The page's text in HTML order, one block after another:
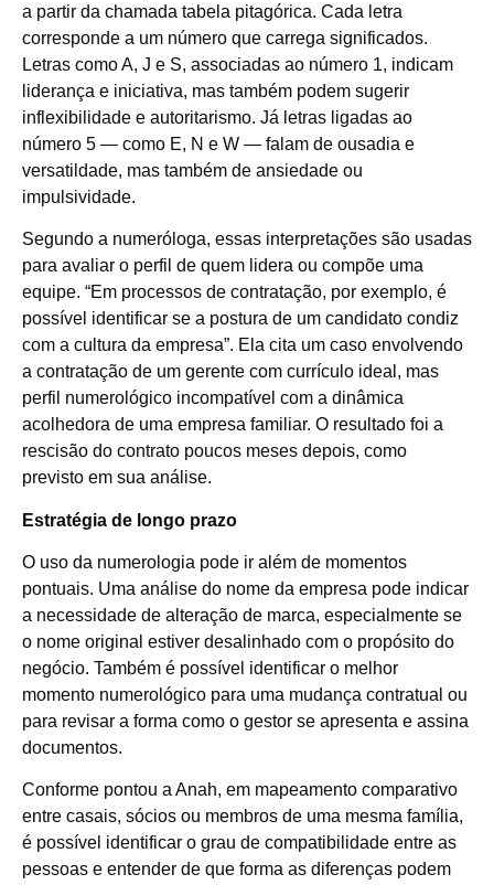
a partir da chamada tabela pitagórica. Cada letra
corresponde a um número que carrega significados.
Letras como A, J e S, associadas ao número 1, indicam
liderança e iniciativa, mas também podem sugerir
inflexibilidade e autoritarismo. Já letras ligadas ao
número 5 — como E, N e W — falam de ousadia e
versatildade, mas também de ansiedade ou
impulsividade.
Segundo a numeróloga, essas interpretações são usadas
para avaliar o perfil de quem lidera ou compõe uma
equipe. “Em processos de contratação, por exemplo, é
possível identificar se a postura de um candidato condiz
com a cultura da empresa”. Ela cita um caso envolvendo
a contratação de um gerente com currículo ideal, mas
perfil numerológico incompatível com a dinâmica
acolhedora de uma empresa familiar. O resultado foi a
rescisão do contrato poucos meses depois, como
previsto em sua análise.
Estratégia de longo prazo
O uso da numerologia pode ir além de momentos
pontuais. Uma análise do nome da empresa pode indicar
a necessidade de alteração de marca, especialmente se
o nome original estiver desalinhado com o propósito do
negócio. Também é possível identificar o melhor
momento numerológico para uma mudança contratual ou
para revisar a forma como o gestor se apresenta e assina
documentos.
Conforme pontou a Anah, em mapeamento comparativo
entre casais, sócios ou membros de uma mesma família,
é possível identificar o grau de compatibilidade entre as
pessoas e entender de que forma as diferenças podem